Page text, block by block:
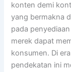
konten demi
yang bermakna
pada
merek dapat
konsumen. Di
pendekatan ini